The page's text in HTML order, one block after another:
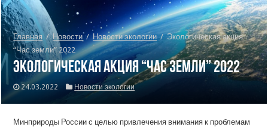
Главная / Новости / Новости экологии / Экологическая акция
“Час земли” 2022
Экологическая акция “Час земли” 2022
24.03.2022 Новости экологии
Минприроды России с целью привлечения внимания к проблемам